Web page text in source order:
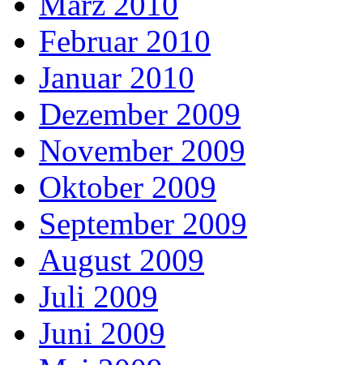
Februar 2010
Januar 2010
Dezember 2009
November 2009
Oktober 2009
September 2009
August 2009
Juli 2009
Juni 2009